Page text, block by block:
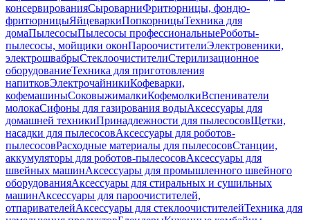
консервированияСыроварниФритюрницы, фондю-
фритюрницыЯйцеваркиПопкорницыТехника для
домаПылесосыПылесосы профессиональныеРоботы-
пылесосы, мойщики оконПароочистителиЭлектровеники,
электрошвабрыСтеклоочистителиСтерилизационное
оборудованиеТехника для приготовления
напитковЭлектрочайникиКофеварки,
кофемашиныСоковыжималкиКофемолкиВспениватели
молокаСифоны для газирования водыАксессуары для
домашней техникиПринадлежности для пылесосовЩетки,
насадки для пылесосовАксессуары для роботов-
пылесосовРасходные материалы для пылесосовСтанции,
аккумуляторы для роботов-пылесосовАксессуары для
швейных машинАксессуары для промышленного швейного
оборудованияАксессуары для стиральных и сушильных
машинАксессуары для пароочистителей,
отпаривателейАксессуары для стеклоочистителейТехника для